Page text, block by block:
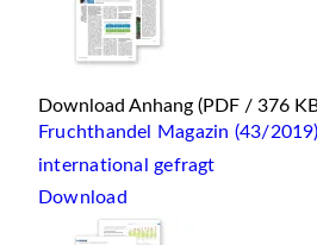
Download Anhang (PDF / 376
Fruchthandel Magazin (43/
international gefragt
Download